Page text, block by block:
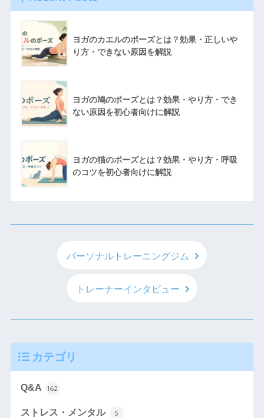
ヨガのカエルのポーズとは？効果・正しいや
り方・できない原因を解説
ヨガの鳩のポーズとは？効果・やり方・でき
ない原因を初心者向けに解説
ヨガの猫のポーズとは？効果・やり方・呼吸
のコツを初心者向けに解説
パーソナルトレーニングジム
トレーナーインタビュー
カテゴリ
Q&A 162
ストレス・メンタル 5